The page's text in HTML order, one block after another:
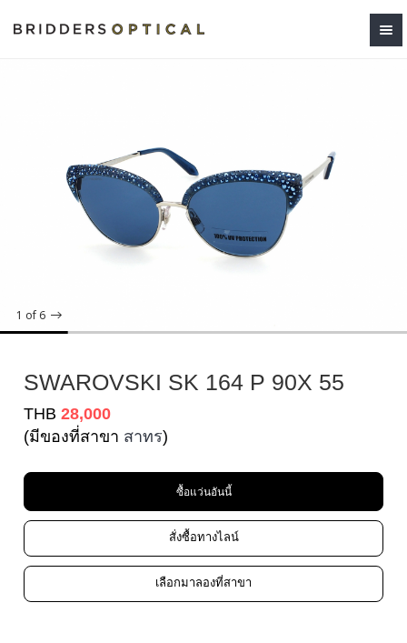
1 of 6
SWAROVSKI SK 164 P 90X 55
THB 28,000
(มีของที่สาขา สาทร)
ซื้อแว่นอันนี้
สั่งซื้อทางไลน์
เลือกมาลองที่สาขา